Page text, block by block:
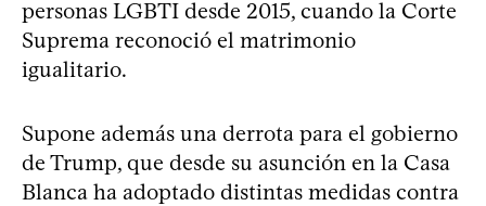
personas LGBTI desde 2015, cuando la Corte
Suprema reconoció el matrimonio
igualitario.
Supone además una derrota para el gobierno
de Trump, que desde su asunción en la Casa
Blanca ha adoptado distintas medidas contra